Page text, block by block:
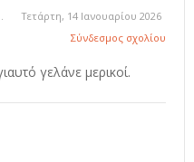
Τετάρτη, 14 Ιανουαρίου 2026
Σύνδεσμος σχολίου
γελάνε μερικοί.